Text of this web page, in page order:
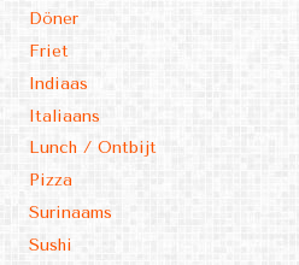
Döner
Friet
Indiaas
Italiaans
Lunch / Ontbijt
Pizza
Surinaams
Sushi